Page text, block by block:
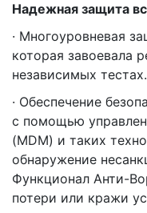
Надежная защита
· Многоуровневая
которая завоевала
независимых тестах.
· Обеспечение
с помощью
(MDM) и таких
обнаружение
Функционал Анти-
потери или кражи